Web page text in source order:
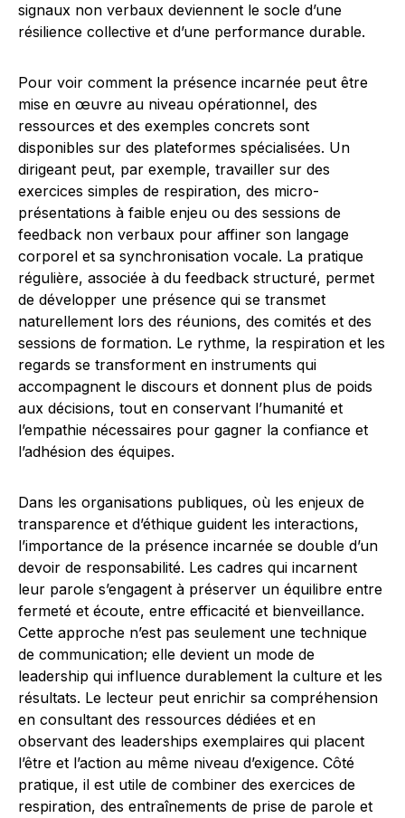
signaux non verbaux deviennent le socle d’une
résilience collective et d’une performance durable.
Pour voir comment la présence incarnée peut être
mise en œuvre au niveau opérationnel, des
ressources et des exemples concrets sont
disponibles sur des plateformes spécialisées. Un
dirigeant peut, par exemple, travailler sur des
exercices simples de respiration, des micro-
présentations à faible enjeu ou des sessions de
feedback non verbaux pour affiner son langage
corporel et sa synchronisation vocale. La pratique
régulière, associée à du feedback structuré, permet
de développer une présence qui se transmet
naturellement lors des réunions, des comités et des
sessions de formation. Le rythme, la respiration et les
regards se transforment en instruments qui
accompagnent le discours et donnent plus de poids
aux décisions, tout en conservant l’humanité et
l’empathie nécessaires pour gagner la confiance et
l’adhésion des équipes.
Dans les organisations publiques, où les enjeux de
transparence et d’éthique guident les interactions,
l’importance de la présence incarnée se double d’un
devoir de responsabilité. Les cadres qui incarnent
leur parole s’engagent à préserver un équilibre entre
fermeté et écoute, entre efficacité et bienveillance.
Cette approche n’est pas seulement une technique
de communication; elle devient un mode de
leadership qui influence durablement la culture et les
résultats. Le lecteur peut enrichir sa compréhension
en consultant des ressources dédiées et en
observant des leaderships exemplaires qui placent
l’être et l’action au même niveau d’exigence. Côté
pratique, il est utile de combiner des exercices de
respiration, des entraînements de prise de parole et